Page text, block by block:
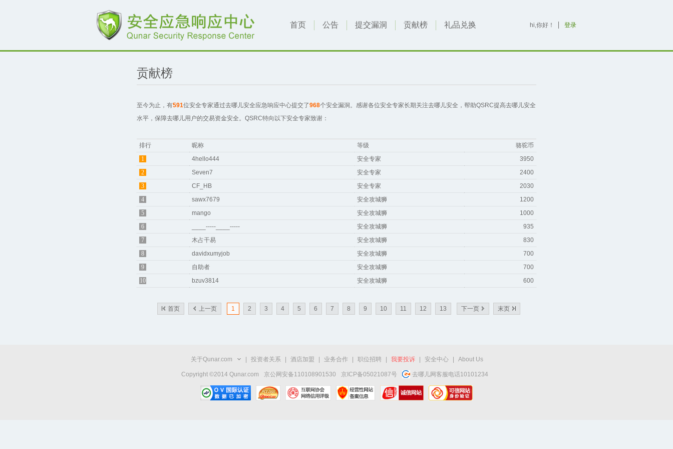
首页 公告 提交漏洞 贡献榜 礼品兑换 hi,你好！ 登录
贡献榜
至今为止，有591位安全专家通过去哪儿安全应急响应中心提交了968个安全漏洞。感谢各位安全专家长期关注去哪儿安全，帮助QSRC提高去哪儿安全
水平，保障去哪儿用户的交易资金安全。QSRC特向以下安全专家致谢：
排行 昵称 等级
骆驼币
1
4hello444 安全专家
3950
2
Seven7 安全专家
2400
3
CF_HB 安全专家
2030
4
sawx7679 安全攻城狮
1200
5
mango 安全攻城狮
1000
6
____-----____----- 安全攻城狮
935
7
木占干易 安全攻城狮
830
8
davidxumyjob 安全攻城狮
700
9
自助者 安全攻城狮
700
10
bzuv3814 安全攻城狮 600
首页 上一页 1 2 3 4 5 6 7 8 9 10 11 12 13 下一页 末页
关于Qunar.com 投资者关系 酒店加盟 业务合作 职位招聘 我要投诉 安全中心 About Us
Copyright ©2014 Qunar.com 京公网安备110108901530 京ICP备05021087号 去哪儿网客服电话10101234